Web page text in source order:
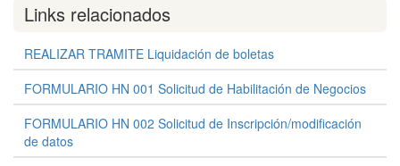
Links relacionados
REALIZAR TRAMITE Liquidación de boletas
FORMULARIO HN 001 Solicitud de Habilitación de Negocios
FORMULARIO HN 002 Solicitud de Inscripción/modificación
de datos